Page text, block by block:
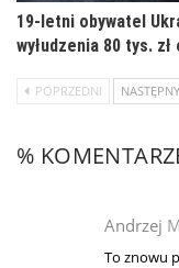
19-letni obywatel
wyłudzenia 80 tys.
POPRZEDNI NASTĘPNY
%
Andrzej
To znowu